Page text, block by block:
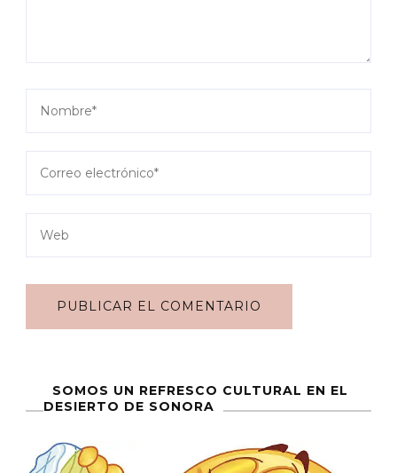
SOMOS UN REFRESCO CULTURAL EN EL
DESIERTO DE SONORA